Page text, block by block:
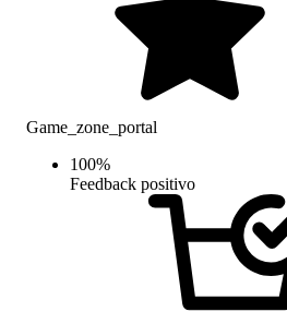
Game_zone_portal
100%
Feedback positivo